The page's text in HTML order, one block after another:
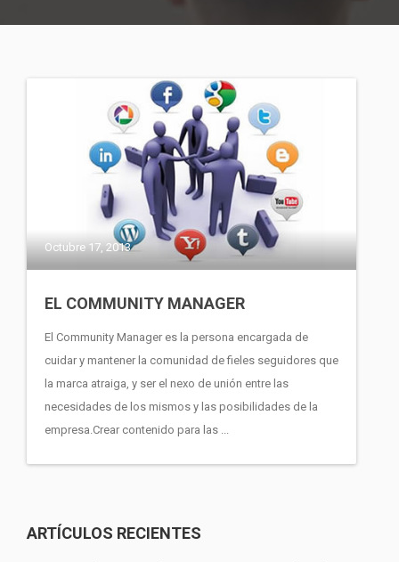
Octubre 17, 2013
EL COMMUNITY MANAGER
El Community Manager es la persona encargada de
cuidar y mantener la comunidad de fieles seguidores que
la marca atraiga, y ser el nexo de unión entre las
necesidades de los mismos y las posibilidades de la
empresa.Crear contenido para las ...
ARTÍCULOS RECIENTES